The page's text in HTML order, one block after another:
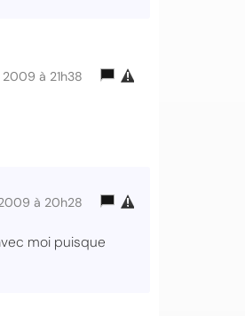
à 21h38
à 20h28
moi puisque